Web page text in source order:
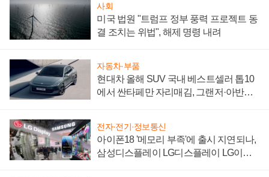
사회
미국 법원 "트럼프 정부 풍력 프로젝트 동
결 조치는 위법", 해제 명령 내려
자동차·부품
현대차 올해 SUV 국내 베스트셀러 톱10
에서 싼타페만 자리매김, 그랜저·아반떼
전자·전기·정보통신
아이폰18 '메모리 부족'에 출시 지연되나,
삼성디스플레이 LG디스플레이 LG이노